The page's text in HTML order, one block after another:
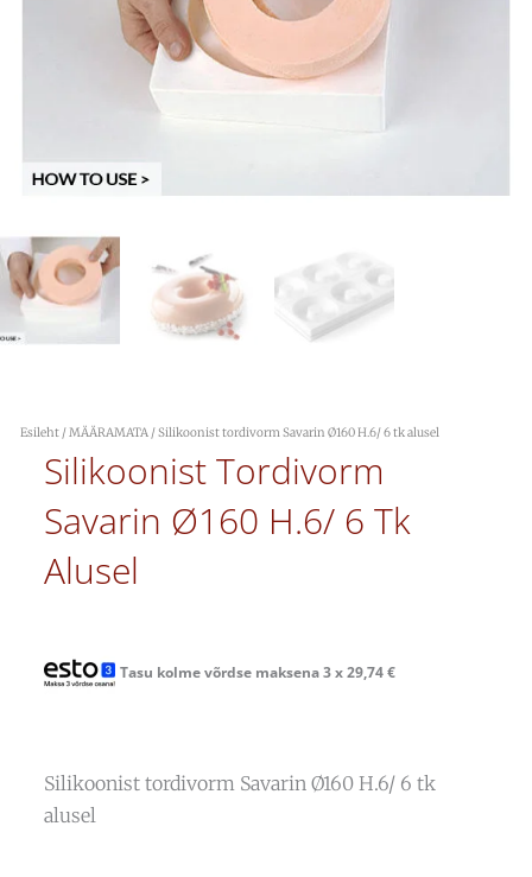
Esileht /MÄÄRAMATA / Silikoonist tordivorm Savarin Ø160 H.6/ 6 tk alusel
Silikoonist Tordivorm
Savarin Ø160 H.6/ 6 Tk
Alusel
Tasu kolme võrdse maksena 3 x29,74€
Silikoonist tordivorm Savarin Ø160 H.6/ 6 tk
alusel